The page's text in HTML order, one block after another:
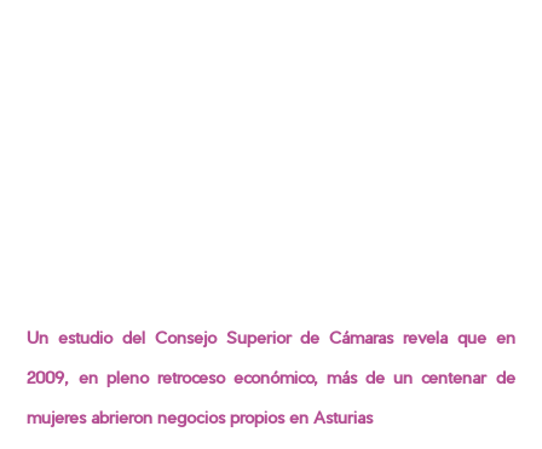
Un estudio del Consejo Superior de Cámaras revela que en
2009, en pleno retroceso económico, más de un centenar de
mujeres abrieron negocios propios en Asturias